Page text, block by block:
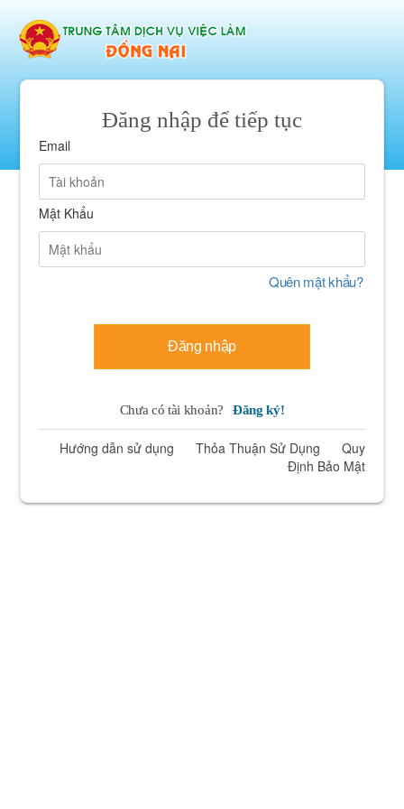
Đăng nhập để tiếp tục
Email
Mật Khẩu
Quên mật khẩu?
Đăng nhập
Chưa có tài khoản? Đăng ký!
Hướng dẫn sử dụng Thỏa Thuận Sử Dụng
Quy
Định Bảo Mật